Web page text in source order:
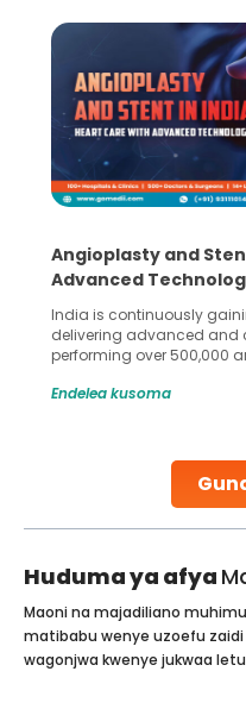
and Stent in India: Heart
Technology
gaining immense
and cost-effective
500,000 angioplasty
for treatments like
Huduma ya afya
Maoni na majadiliano
matibabu wenye uzoefu
wagonjwa kwenye jukwaa